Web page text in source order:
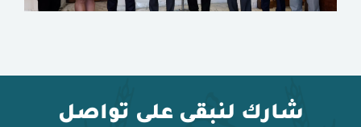
شارك لنبقى على تواصل